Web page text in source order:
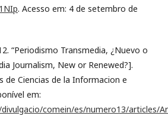
. Acesso em: 4 de setembro de
“Periodismo Transmedia, ¿Nuevo o
Journalism, New or Renewed?].
de Ciencias de la Informacion e
em:
comein/es/numero13/articles/